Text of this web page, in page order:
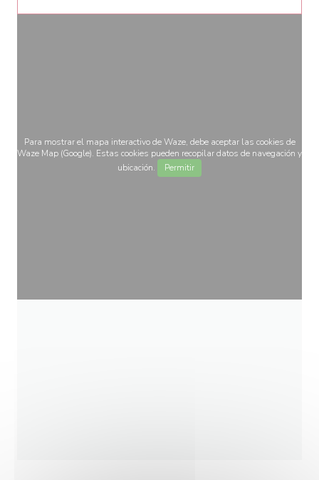
Para mostrar el mapa interactivo de Waze, debe aceptar las cookies de
Waze Map (Google). Estas cookies pueden recopilar datos de navegación y
ubicación.
Permitir